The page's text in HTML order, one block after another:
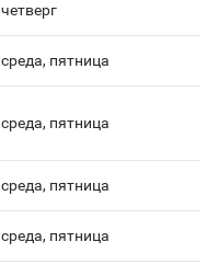
четверг
среда, пятница
среда, пятница
среда, пятница
среда, пятница